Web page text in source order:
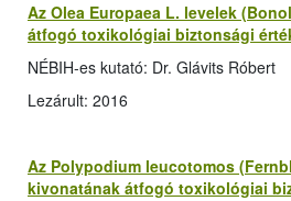
Az Olea Europaea L. levelek
átfogó toxikológiai biztonsági
NÉBIH-es kutató: Dr. Glávits Róbert
Lezárult: 2016
Az Polypodium leucotomos
kivonatának átfogó toxikológiai